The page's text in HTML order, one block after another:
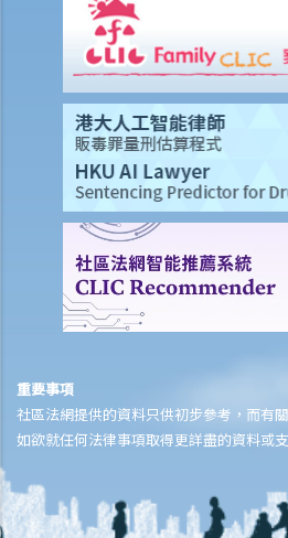
1. 《種族歧視條例》設有寬限期嗎？何時
2. 《種族歧視條例》是否適用於全港僱主
3. 外傭僱主基於種族選擇外傭會違反《
4. 甚麼是種族?
5. 《種族歧視條例》適用於基於宗教的歧
6. 何謂種族歧視？
7. 何謂使人受害的歧視？
8. 甚麼是種族騷擾?
9. 甚麼是種族中傷？
10. 僱主可否因為我是菲律賓人，不能閱
如何投訴
1. 如我想向平等機會委員會投訴，將要
2. 提出投訴有沒有時間上的規限？
3. 可否集體提出投訴？作為受屈人士（受
重要事項
社區法網提供的資料只供初步參考，而有
如欲就任何法律事項取得更詳盡的資料或